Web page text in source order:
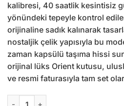
kalibresi, 40 saatlik kesintisiz
yönündeki tepeyle kontrol
orijinaline sadık kalınarak
nostaljik çelik yapısıyla bu
zaman kapsülü taşıma hissi
orijinal lüks Orient kutusu,
ve resmi faturasıyla tam set
Orient SK Revival RA-AA0B01G